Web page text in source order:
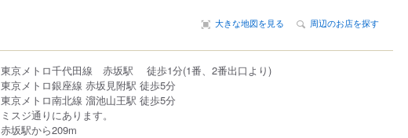
大きな地図を見る 周辺のお店を探す
東京メトロ千代田線 赤坂駅 徒歩1分(1番、2番出口より)
東京メトロ銀座線 赤坂見附駅 徒歩5分
東京メトロ南北線 溜池山王駅 徒歩5分
ミスジ通りにあります。
赤坂駅から209m